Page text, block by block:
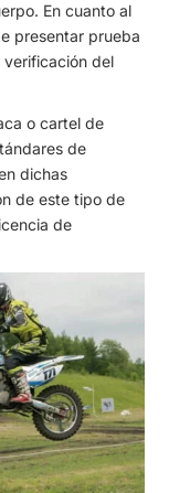
En cuanto al
presentar prueba
del
o cartel de
de
dichas
de este tipo de
de